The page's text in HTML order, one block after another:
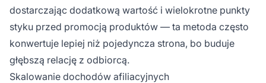
dostarczając dodatkową wartość i wielokrotne punkty
styku przed promocją produktów — ta metoda często
konwertuje lepiej niż pojedyncza strona, bo buduje
głębszą relację z odbiorcą.
Skalowanie dochodów afiliacyjnych